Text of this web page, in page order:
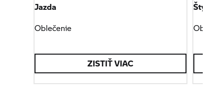
Jazda
Oblečenie
ZISTIŤ VIAC
Štýl